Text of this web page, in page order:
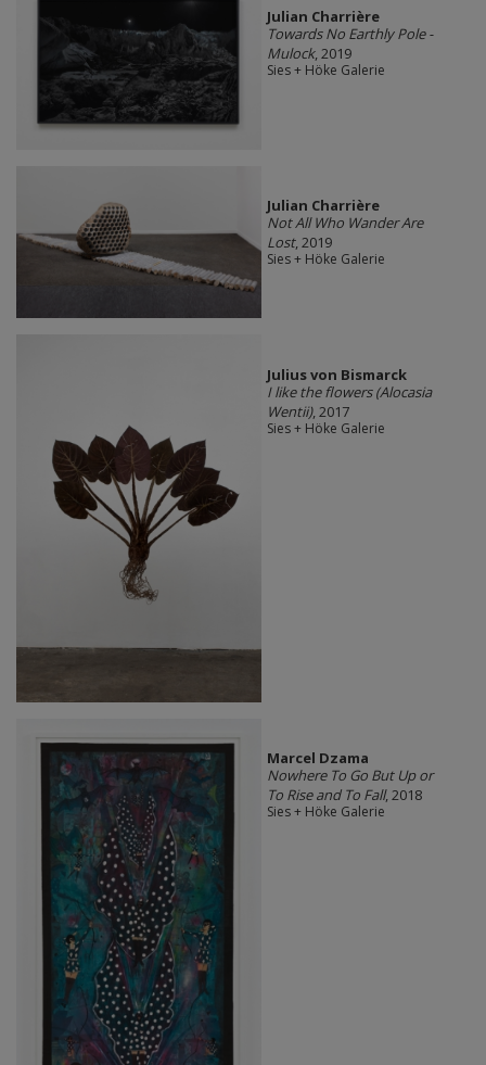
Julian Charrière
Towards No Earthly Pole -
Mulock, 2019
Sies + Höke Galerie
Julian Charrière
Not All Who Wander Are
Lost, 2019
Sies + Höke Galerie
Julius von Bismarck
I like the flowers (Alocasia
Wentii), 2017
Sies + Höke Galerie
Marcel Dzama
Nowhere To Go But Up or
To Rise and To Fall, 2018
Sies + Höke Galerie